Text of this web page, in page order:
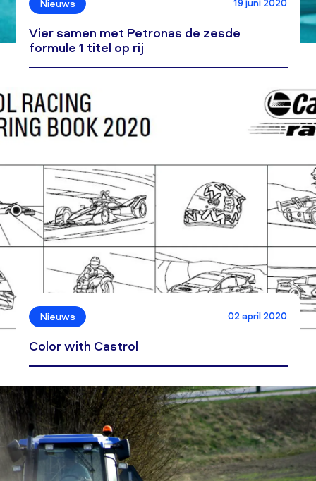
Nieuws
Vier samen met Petronas de zesde
formule 1 titel op rij
Nieuws 02 april 2020
Color with Castrol